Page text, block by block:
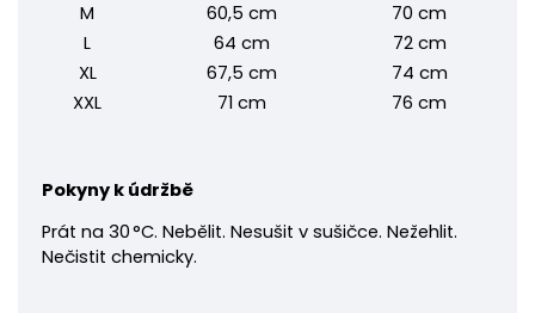
M
60,5 cm
70 cm
L
64 cm
72 cm
XL
67,5 cm
74 cm
XXL
71 cm 76 cm
Pokyny k údržbě
Prát na 30 °C. Nebělit. Nesušit v sušičce. Nežehlit.
Nečistit chemicky.